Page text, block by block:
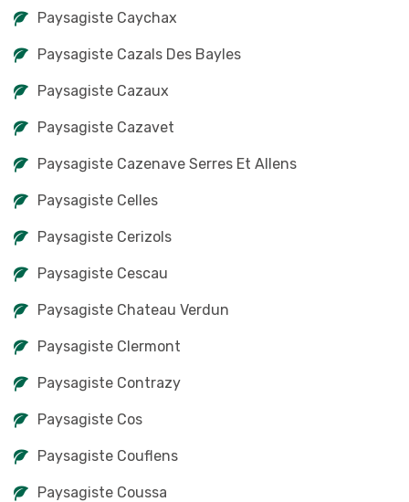
Paysagiste Caychax
Paysagiste Cazals Des Bayles
Paysagiste Cazaux
Paysagiste Cazavet
Paysagiste Cazenave Serres Et Allens
Paysagiste Celles
Paysagiste Cerizols
Paysagiste Cescau
Paysagiste Chateau Verdun
Paysagiste Clermont
Paysagiste Contrazy
Paysagiste Cos
Paysagiste Couflens
Paysagiste Coussa